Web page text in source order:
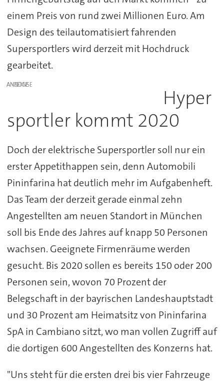
einem Preis von rund zwei Millionen Euro. Am
Design des teilautomatisiert fahrenden
Supersportlers wird derzeit mit Hochdruck
gearbeitet.
ANZEIGE
Hyper
sportler kommt 2020
Doch der elektrische Supersportler soll nur ein
erster Appetithappen sein, denn Automobili
Pininfarina hat deutlich mehr im Aufgabenheft.
Das Team der derzeit gerade einmal zehn
Angestellten am neuen Standort in München
soll bis Ende des Jahres auf knapp 50 Personen
wachsen. Geeignete Firmenräume werden
gesucht. Bis 2020 sollen es bereits 150 oder 200
Personen sein, wovon 70 Prozent der
Belegschaft in der bayrischen Landeshauptstadt
und 30 Prozent am Heimatsitz von Pininfarina
SpA in Cambiano sitzt, wo man vollen Zugriff auf
die dortigen 600 Angestellten des Konzerns hat.
"Uns steht für die ersten drei bis vier Fahrzeuge